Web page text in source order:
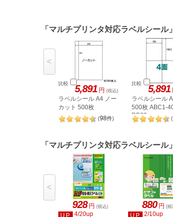
「マルチプリンタ対応ラベルシー
比較 5,891 円 (税込)
ラベルシール A4 ノー
カット 500枚
(98件)
比較 5,891
ラベルシール
500枚 ABC1-
RB09
(
<
「マルチプリンタ対応ラベルシール
928 円 (税込)
UP
4/20up
880 円 (税
UP
2/10up
<